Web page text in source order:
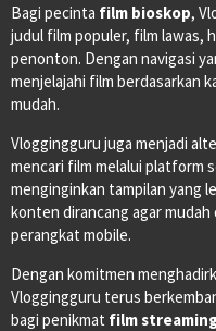
Bagi pecinta film bioskop,
judul film populer, film lawas,
penonton. Dengan navigasi
menjelajahi film berdasarkan
mudah.
Vloggingguru juga menjadi
mencari film melalui platform
menginginkan tampilan yang
konten dirancang agar
perangkat mobile.
Dengan komitmen
Vloggingguru terus
bagi penikmat film